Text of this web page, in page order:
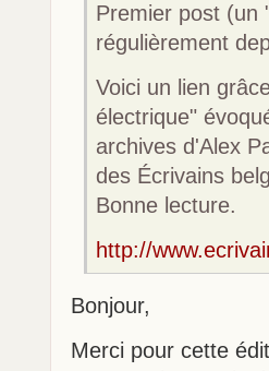
Premier post (un
régulièrement
Voici un lien
électrique"
archives d'Alex
des Écrivains
Bonne lecture.
http://
Bonjour,
Merci pour cette